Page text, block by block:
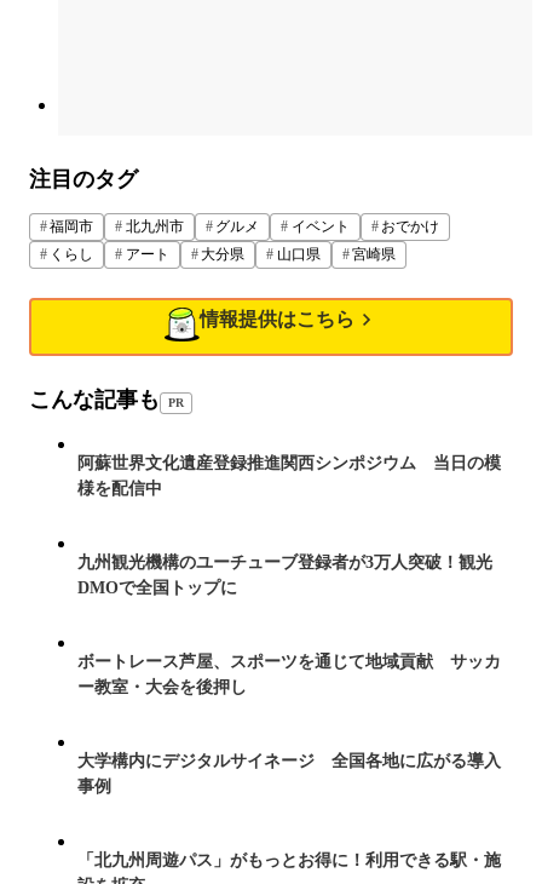
注目のタグ
福岡市 北九州市 グルメ イベント
おでかけ
くらし
アート 大分県 山口県 宮崎県
情報提供はこちら
こんな記事も PR
阿蘇世界文化遺産登録推進関西シンポジウム 当日の模
様を配信中
九州観光機構のユーチューブ登録者が3万人突破！観光
DMOで全国トップに
ボートレース芦屋、スポーツを通じて地域貢献 サッカ
ー教室・大会を後押し
大学構内にデジタルサイネージ 全国各地に広がる導入
事例
「北九州周遊パス」がもっとお得に！利用できる駅・施